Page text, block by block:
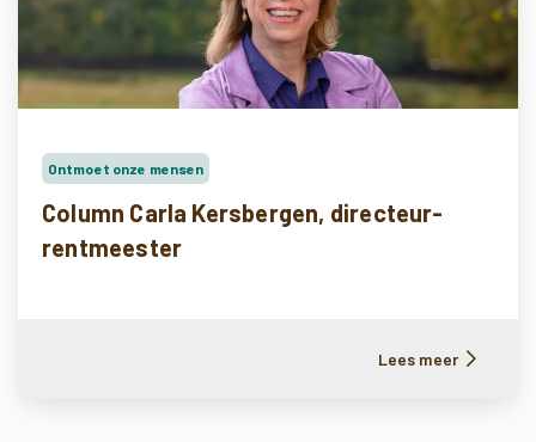
Ontmoet onze mensen
Column Carla Kersbergen, directeur-
rentmeester
Lees meer